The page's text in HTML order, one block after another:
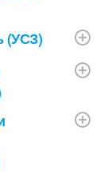
(УСЗ)